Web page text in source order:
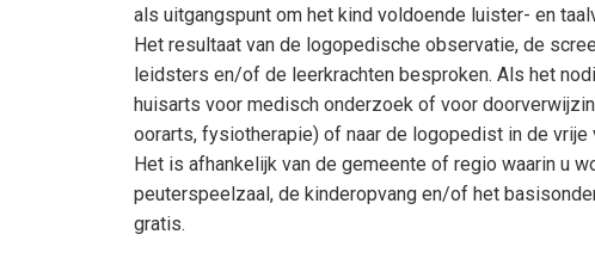
als uitgangspunt om het kind voldoende luister- en
Het resultaat van de logopedische observatie, de
leidsters en/of de leerkrachten besproken. Als het
huisarts voor medisch onderzoek of voor
oorarts, fysiotherapie) of naar de logopedist in de vrije
Het is afhankelijk van de gemeente of regio waarin u
peuterspeelzaal, de kinderopvang en/of het
gratis.